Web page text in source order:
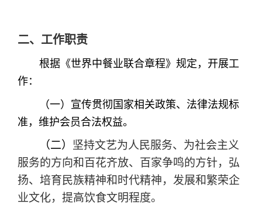
二、工作职责
根据《世界中餐业联合章程》规定，开展工
作：
（一）宣传贯彻国家相关政策、法律法规标
准，维护会员合法权益。
（二） 坚持文艺为人民服务、为社会主义
服务的方向和百花齐放、百家争鸣的方针，弘
扬、培育民族精神和时代精神，发展和繁荣企
业文化，提高饮食文明程度。